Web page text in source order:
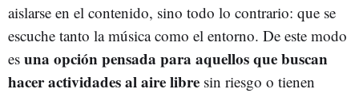
aislarse en el contenido, sino todo lo contrario: que se
escuche tanto la música como el entorno. De este modo
es una opción pensada para aquellos que buscan
hacer actividades al aire libre sin riesgo o tienen